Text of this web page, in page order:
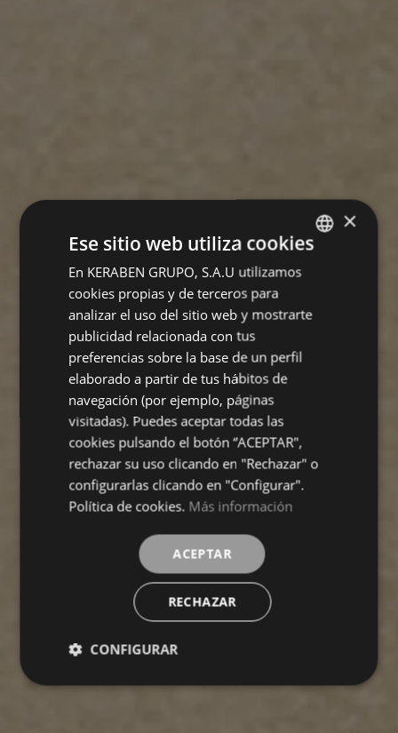
GERMAN
×
Ese sitio web utiliza cookies
En KERABEN GRUPO, S.A.U utilizamos
cookies propias y de terceros para
analizar el uso del sitio web y mostrarte
publicidad relacionada con tus
preferencias sobre la base de un perfil
elaborado a partir de tus hábitos de
navegación (por ejemplo, páginas
visitadas). Puedes aceptar todas las
cookies pulsando el botón “ACEPTAR",
rechazar su uso clicando en "Rechazar" o
configurarlas clicando en "Configurar".
Política de cookies. Más información
ACEPTAR
RECHAZAR
CONFIGURAR